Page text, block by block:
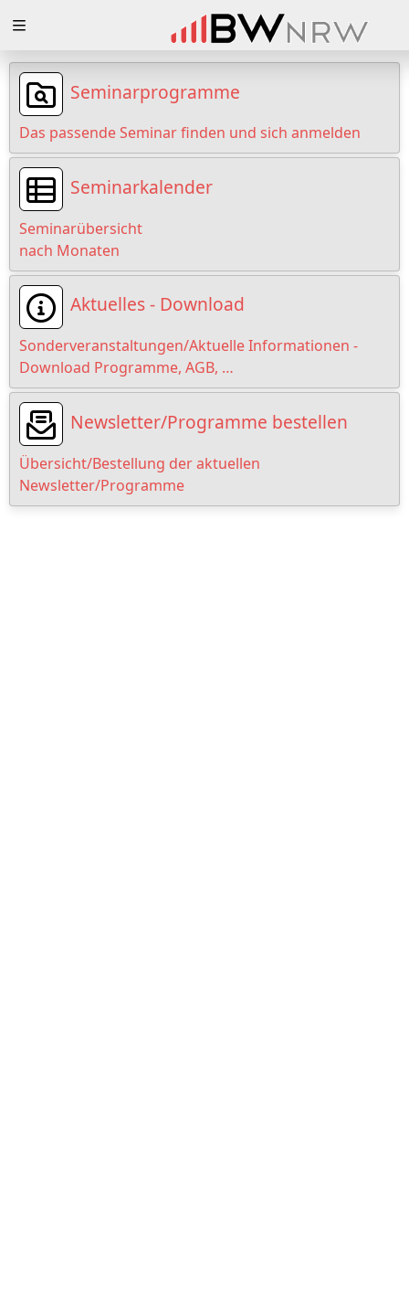
Loading
Loading
Loading
Loading
Loading
Loading
Seminarprogramme
Das passende Seminar finden und sich anmelden
Seminarkalender
Seminarübersicht
nach Monaten
Aktuelles - Download
Sonderveranstaltungen/Aktuelle Informationen -
Download Programme, AGB, …
Newsletter/Programme bestellen
Übersicht/Bestellung der aktuellen
Newsletter/Programme